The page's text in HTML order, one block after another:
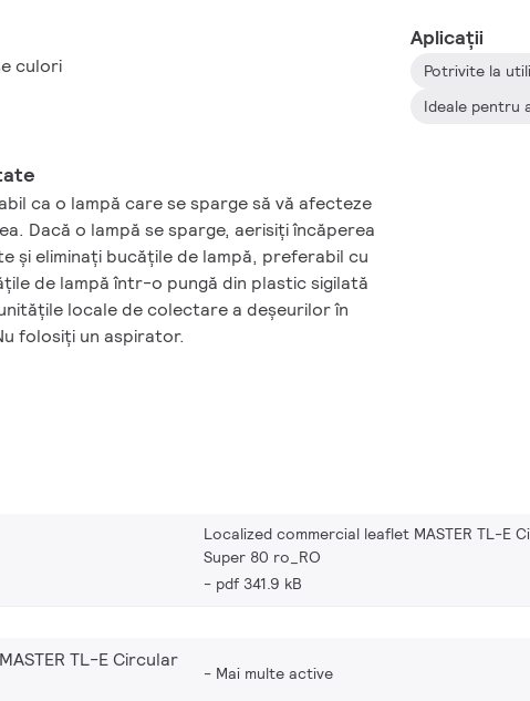
culori
Aplicații
Ideale pentru
ca o lampă care se sparge să vă afecteze
Dacă o lampă se sparge, aerisiţi încăperea
şi eliminaţi bucăţile de lampă, preferabil cu
de lampă într-o pungă din plastic sigilată
locale de colectare a deşeurilor în
folosiţi un aspirator.
Localized commercial leaflet MASTER TL-E
Super 80 ro_RO
pdf 341.9 kB
TL-E Circular
Mai multe active